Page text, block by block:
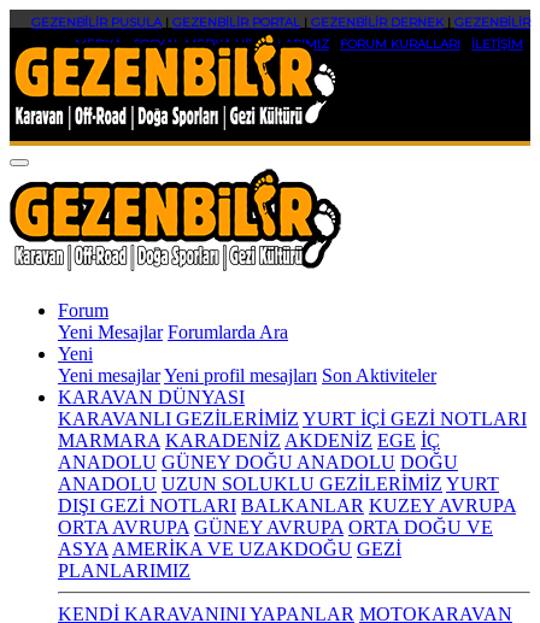
GEZENBİLİR PUSULA| GEZENBİLİR PORTAL| GEZENBİLİR DERNEK| GEZENBİLİR
MEDYA|SOSYAL MEDYA HESAPLARIMIZ FORUM KURALLARI İLETİŞİM
Forum
Yeni Mesajlar Forumlarda Ara
Yeni
Yeni mesajlarYeni profil mesajları Son Aktiviteler
KARAVAN DÜNYASI
KARAVANLI GEZİLERİMİZ YURT İÇİ GEZİ NOTLARI
MARMARA KARADENİZ AKDENİZ EGE İÇ
ANADOLU GÜNEY DOĞU ANADOLU DOĞU
ANADOLU UZUN SOLUKLU GEZİLERİMİZ YURT
DIŞI GEZİ NOTLARI BALKANLAR KUZEY AVRUPA
ORTA AVRUPA GÜNEY AVRUPA ORTA DOĞU VE
ASYA AMERİKA VE UZAKDOĞU GEZİ
PLANLARIMIZ
KENDİ KARAVANINI YAPANLAR MOTOKARAVAN